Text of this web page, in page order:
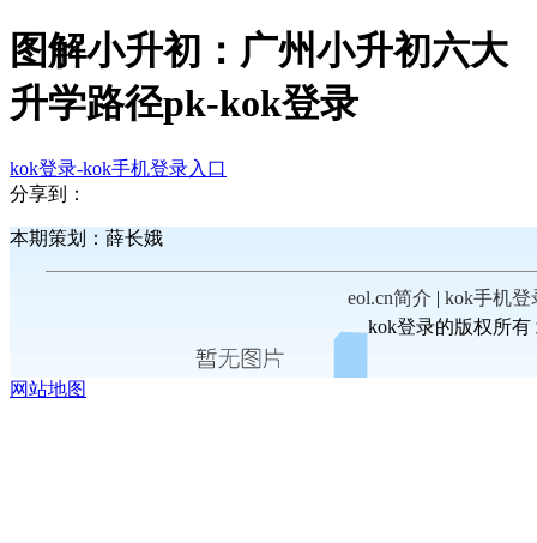
图解小升初：广州小升初六大
升学路径pk-kok登录
kok登录-kok手机登录入口
分享到：
本期策划：薛长娥
eol.cn简介 | kok手机登
kok登录的版权所有
"));
网站地图